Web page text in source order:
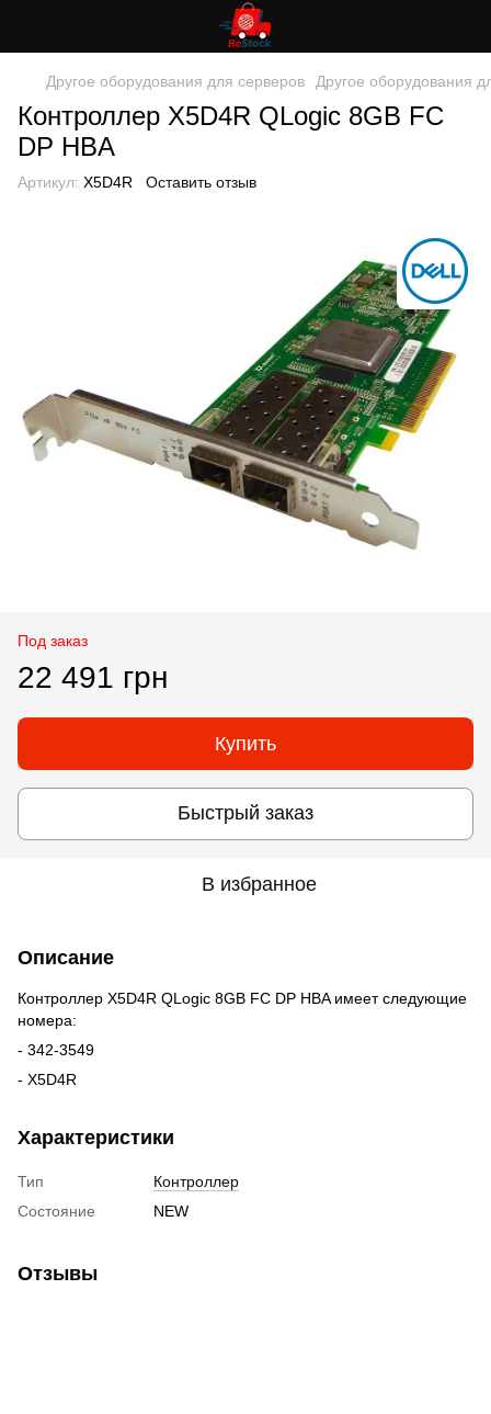
Другое оборудования для серверов Другое оборудования
Контроллер X5D4R QLogic 8GB FC
DP HBA
Артикул: X5D4R Оставить отзыв
Под заказ
22 491 грн
Купить
Быстрый заказ
В избранное
Описание
Контроллер X5D4R QLogic 8GB FC DP HBA имеет следующие
номера:
- 342-3549
- X5D4R
Характеристики
Тип
Контроллер
Состояние
NEW
Отзывы